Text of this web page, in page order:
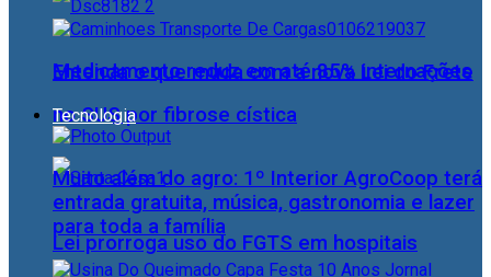
Medicamento reduz em até 85% internações
no SUS por fibrose cística
Lei prorroga uso do FGTS em hospitais
Entenda o que muda com a nova Lei do Frete
Tecnologia
Muito além do agro: 1º Interior AgroCoop terá
entrada gratuita, música, gastronomia e lazer
para toda a família